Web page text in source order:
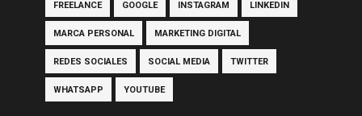
FREELANCE GOOGLE INSTAGRAM LINKEDIN
MARCA PERSONAL MARKETING DIGITAL
REDES SOCIALES SOCIAL MEDIA TWITTER
WHATSAPP YOUTUBE